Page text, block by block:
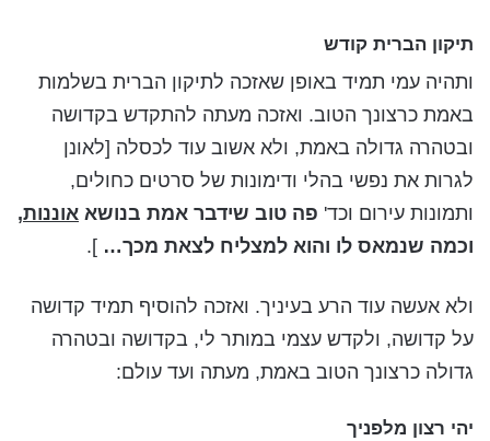
תיקון הברית קודש
ותהיה עמי תמיד באופן שאזכה לתיקון הברית בשלמות
באמת כרצונך הטוב. ואזכה מעתה להתקדש בקדושה
ובטהרה גדולה באמת, ולא אשוב עוד לכסלה [לאונן
לגרות את נפשי בהלי ודימונות של סרטים כחולים,
ותמונות עירום וכד' פה טוב שידבר אמת בנושא אוננות,
וכמה שנמאס לו והוא למצליח לצאת מכך… ].
ולא אעשה עוד הרע בעיניך. ואזכה להוסיף תמיד קדושה
על קדושה, ולקדש עצמי במותר לי, בקדושה ובטהרה
גדולה כרצונך הטוב באמת, מעתה ועד עולם:
יהי רצון מלפניך